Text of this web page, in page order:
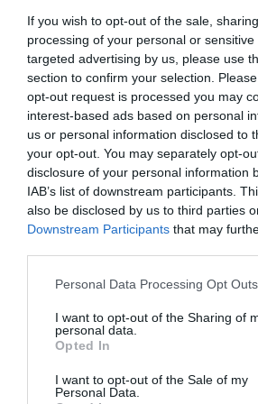
If you wish to opt-out of the sale,
processing of your personal or
targeted advertising by us, please use
section to confirm your selection.
opt-out request is processed you may
interest-based ads based on personal
us or personal information disclosed to
your opt-out. You may separately opt-
disclosure of your personal information
IAB’s list of downstream participants.
also be disclosed by us to third parties
Downstream Participants that may
Please note that this website/app uses
not limited to your visit or usage
grant or deny consent to Google and its
use your data for below specified
consent section.
Personal Data Processing Opt Outs
I want to opt-out of the Sharing of
personal data.
Opted In
I want to opt-out of the Sale of my
Personal Data.
ΕΚΔΗΛΩΣΕΙΣ
“Let’s have some
εορταστική virtual
της Bayer Hellas για
ατενίσουμε με
μέρες που έρχονται
26.02.2021